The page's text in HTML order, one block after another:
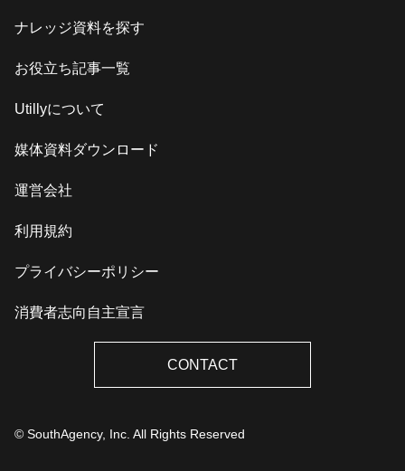
ナレッジ資料を探す
お役立ち記事一覧
Utillyについて
媒体資料ダウンロード
運営会社
利用規約
プライバシーポリシー
消費者志向自主宣言
CONTACT
© SouthAgency, Inc. All Rights Reserved